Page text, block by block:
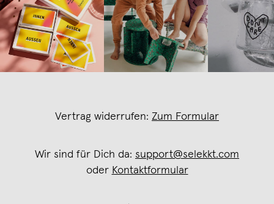
Vertrag widerrufen: Zum Formular
Wir sind für Dich da: support@selekkt.com
oder Kontaktformular